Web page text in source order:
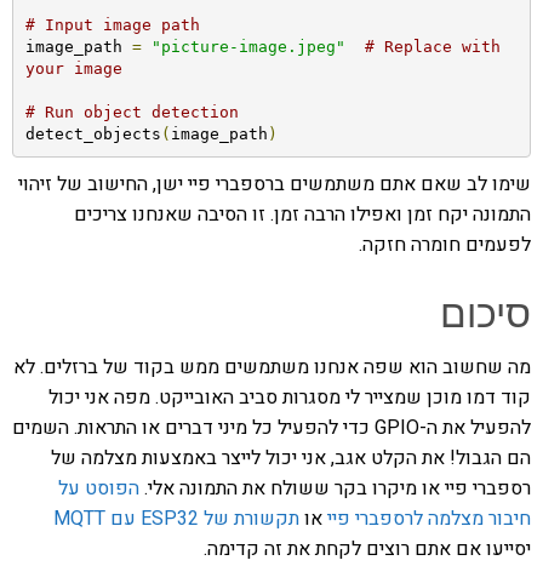
# Input image path
image_path = "picture-image.jpeg"
# Replace with
your image
# Run object detection
detect_objects ( image_path )
שימו לב שאם אתם משתמשים ברספברי פיי ישן, החישוב של זיהוי
התמונה יקח זמן ואפילו הרבה זמן. זו הסיבה שאנחנו צריכים
לפעמים חומרה חזקה.
סיכום
מה שחשוב הוא שפה אנחנו משתמשים ממש בקוד של ברזלים. לא
קוד דמו מוכן שמצייר לי מסגרות סביב האובייקט. מפה אני יכול
להפעיל את ה-GPIO כדי להפעיל כל מיני דברים או התראות. השמים
הם הגבול! את הקלט אגב, אני יכול לייצר באמצעות מצלמה של
רספברי פיי או מיקרו בקר ששולח את התמונה אלי.הפוסט על
חיבור מצלמה לרספברי פייאותקשורת של ESP32 עם MQTT
יסייעו אם אתם רוצים לקחת את זה קדימה.